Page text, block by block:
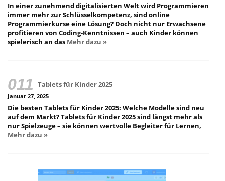
In einer zunehmend digitalisierten Welt wird Programmieren
immer mehr zur Schlüsselkompetenz, sind online
Programmierkurse eine Lösung? Doch nicht nur Erwachsene
profitieren von Coding-Kenntnissen – auch Kinder können
spielerisch an das Mehr dazu »
Tablets für Kinder 2025
Januar 27, 2025
Die besten Tablets für Kinder 2025: Welche Modelle sind neu
auf dem Markt? Tablets für Kinder 2025 sind längst mehr als
nur Spielzeuge – sie können wertvolle Begleiter für Lernen,
Mehr dazu »